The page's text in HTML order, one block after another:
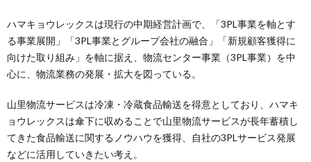
ハマキョウレックスは現行の中期経営計画で、「3PL事業を軸とす
る事業展開」「3PL事業とグループ会社の融合」「新規顧客獲得に
向けた取り組み」を軸に据え、物流センター事業（3PL事業）を中
心に、物流業務の発展・拡大を図っている。
山里物流サービスは冷凍・冷蔵食品輸送を得意としており、ハマキ
ョウレックスは傘下に収めることで山里物流サービスが長年蓄積し
てきた食品輸送に関するノウハウを獲得、自社の3PLサービス発展
などに活用していきたい考え。